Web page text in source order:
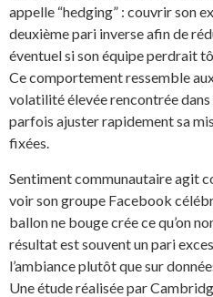
appelle “hedging” : couvrir son
deuxième pari inverse afin de
éventuel si son équipe perdrait
Ce comportement ressemble
volatilité élevée rencontrée
parfois ajuster rapidement sa
fixées.
Sentiment communautaire agit
voir son groupe Facebook
ballon ne bouge crée ce qu’on
résultat est souvent un pari
l’ambiance plutôt que sur
Une étude réalisée par